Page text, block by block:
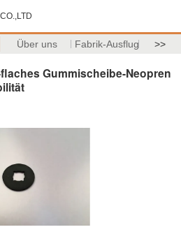
Über uns Fabrik-Ausflug >>
Gummischeibe-Neopren